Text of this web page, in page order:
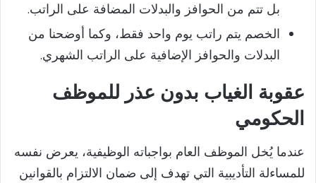
بل تتم من الحوافز والبدلات المضافة على الراتب.
الخصم يتم راتب يوم واحد فقط، وكما أوضحنا من
البدلات والحوافز الإضافية على الراتب الشهري.
عقوبة الغياب بدون عذر للموظف
الحكومي
عندما يُخل الموظف العام بواجباته الوظيفية، يعرض نفسه
للمساءلة التأديبية التي تهدف إلى ضمان الالتزام بالقوانين